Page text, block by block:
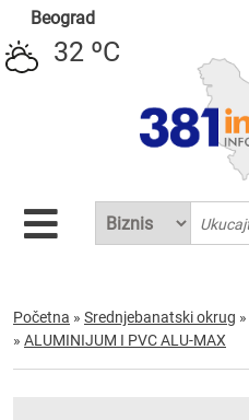
Beograd
32 ºC
Početna » Srednjebanatski okrug »
» ALUMINIJUM I PVC ALU-MAX